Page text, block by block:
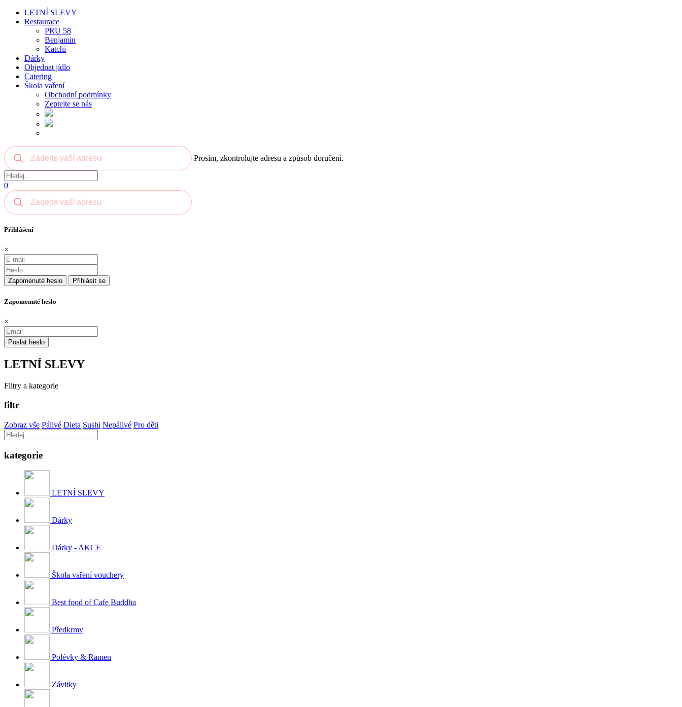
LETNÍ SLEVY
Restaurace
PRU 58
Benjamin
Katchi
Dárky
Objednat jídlo
Catering
Škola vaření
Obchodní podmínky
Zeptejte se nás
Prosím, zkontrolujte adresu a způsob doručení.
0
Přihlášení
×
Zapomenuté heslo Přihlásit se
Zapomenuté heslo
×
Poslat heslo
LETNÍ SLEVY
Filtry a kategorie
filtr
Zobraz vše Pálivé Dieta Sushi Nepálivé Pro děti
kategorie
LETNÍ SLEVY
Dárky
Dárky - AKCE
Škola vaření vouchery
Best food of Cafe Buddha
Předkrmy
Polévky & Ramen
Závitky